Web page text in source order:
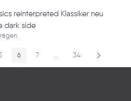
reinterpreted Klassiker neu
dark side
Seite Seite
6 Seite
7 ...Zwischenseiten
Seite
34